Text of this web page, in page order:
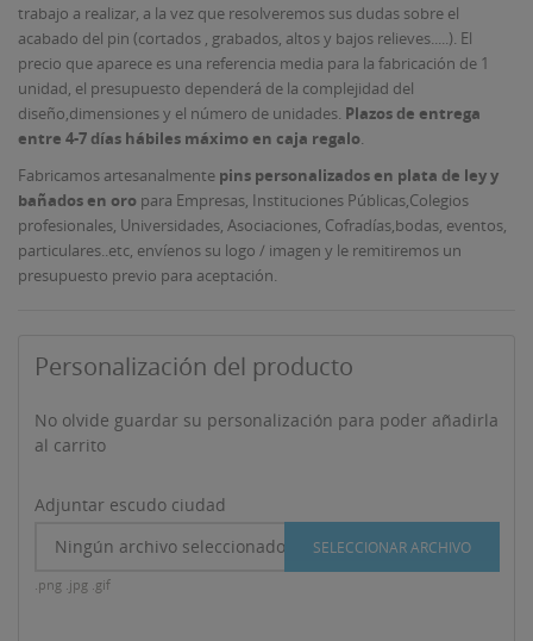
trabajo a realizar, a la vez que resolveremos sus dudas sobre el
acabado del pin (cortados , grabados, altos y bajos relieves.....). El
precio que aparece es una referencia media para la fabricación de 1
unidad, el presupuesto dependerá de la complejidad del
diseño,dimensiones y el número de unidades. Plazos de entrega
entre 4-7 días hábiles máximo en caja regalo
Fabricamos artesanalmente pins personalizados en plata de ley y
bañados en oro para Empresas, Instituciones Públicas,Colegios
profesionales, Universidades, Asociaciones, Cofradías,bodas, eventos,
particulares..etc, envíenos su logo / imagen y le remitiremos un
presupuesto previo para aceptación.
Personalización del producto
No olvide guardar su personalización para poder añadirla
al carrito
Adjuntar escudo ciudad
Ningún archivo seleccionado
SELECCIONAR ARCHIVO
.png .jpg .gif